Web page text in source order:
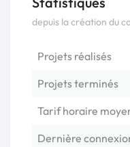
depuis la création du
Projets réalisés
Projets terminés
Tarif horaire
Dernière